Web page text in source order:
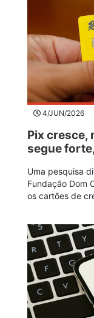
4/JUN/2026
Pix cresce,
segue
Uma pesquisa
Fundação Dom
os cartões de